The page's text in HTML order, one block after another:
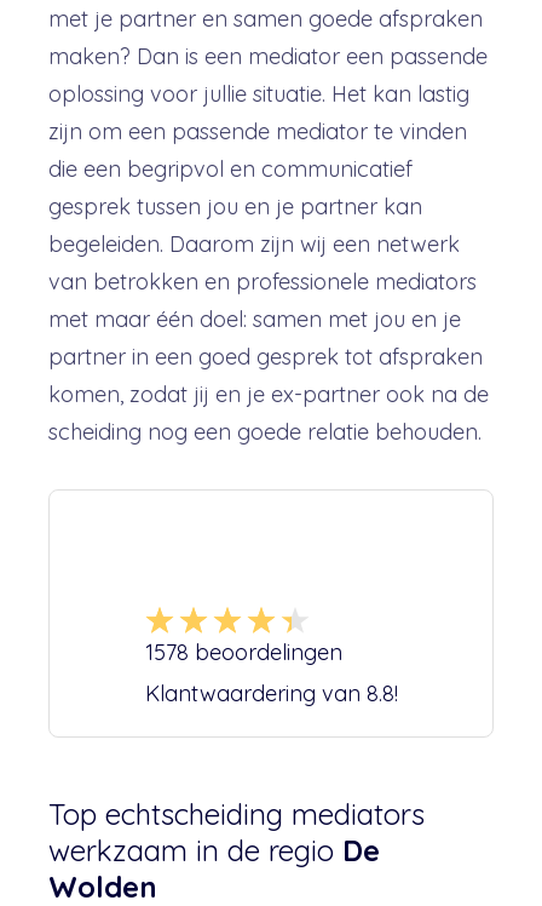
met je partner en samen goede afspraken
maken? Dan is een mediator een passende
oplossing voor jullie situatie. Het kan lastig
zijn om een passende mediator te vinden
die een begripvol en communicatief
gesprek tussen jou en je partner kan
begeleiden. Daarom zijn wij een netwerk
van betrokken en professionele mediators
met maar één doel: samen met jou en je
partner in een goed gesprek tot afspraken
komen, zodat jij en je ex-partner ook na de
scheiding nog een goede relatie behouden.
1578 beoordelingen
Klantwaardering van 8.8!
Top echtscheiding mediators
werkzaam in de regio De
Wolden